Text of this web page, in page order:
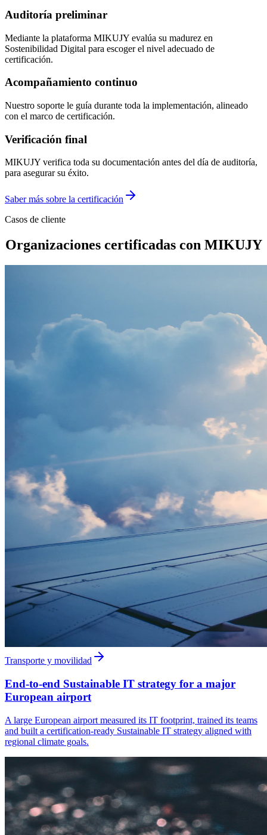
Auditoría preliminar
Mediante la plataforma MIKUJY evalúa su madurez en
Sostenibilidad Digital para escoger el nivel adecuado de
certificación.
Acompañamiento continuo
Nuestro soporte le guía durante toda la implementación, alineado
con el marco de certificación.
Verificación final
MIKUJY verifica toda su documentación antes del día de auditoría,
para asegurar su éxito.
Saber más sobre la certificación
Casos de cliente
Organizaciones certificadas con MIKUJY
Transporte y movilidad
End-to-end Sustainable IT strategy for a major
European airport
A large European airport measured its IT footprint, trained its teams
and built a certification-ready Sustainable IT strategy aligned with
regional climate goals.